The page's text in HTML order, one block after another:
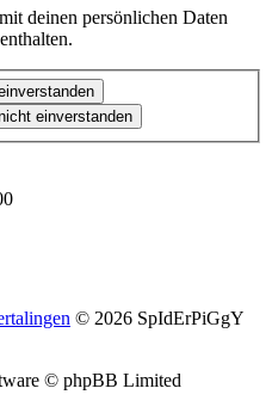
deinen persönlichen Daten
© 2026 SpIdErPiGgY
© phpBB Limited